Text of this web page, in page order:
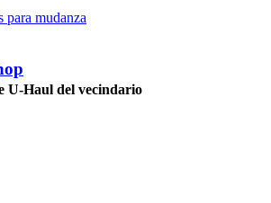
para mudanza
U-Haul del vecindario